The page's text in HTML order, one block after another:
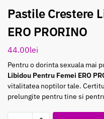
Pastile Crestere
ERO PRORINO
44.00lei
Pentru o dorinta sexuala mai
Libidou Pentru Femei ERO
vitalitatea noptilor tale.
prelungite pentru tine si